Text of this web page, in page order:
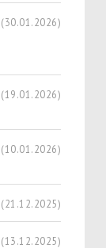
(30.01.2026)
(19.01.2026)
(10.01.2026)
(21.12.2025)
(13.12.2025)